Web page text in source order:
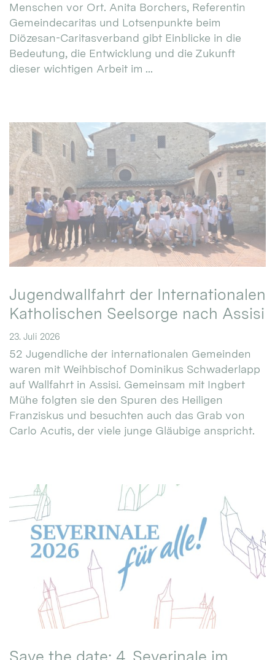
Menschen vor Ort. Anita Borchers, Referentin
Gemeindecaritas und Lotsenpunkte beim
Diözesan-Caritasverband gibt Einblicke in die
Bedeutung, die Entwicklung und die Zukunft
dieser wichtigen Arbeit im ...
Jugendwallfahrt der Internationalen
Katholischen Seelsorge nach Assisi
23. Juli 2026
52 Jugendliche der internationalen Gemeinden
waren mit Weihbischof Dominikus Schwaderlapp
auf Wallfahrt in Assisi. Gemeinsam mit Ingbert
Mühe folgten sie den Spuren des Heiligen
Franziskus und besuchten auch das Grab von
Carlo Acutis, der viele junge Gläubige anspricht.
Save the date: 4. Severinale im